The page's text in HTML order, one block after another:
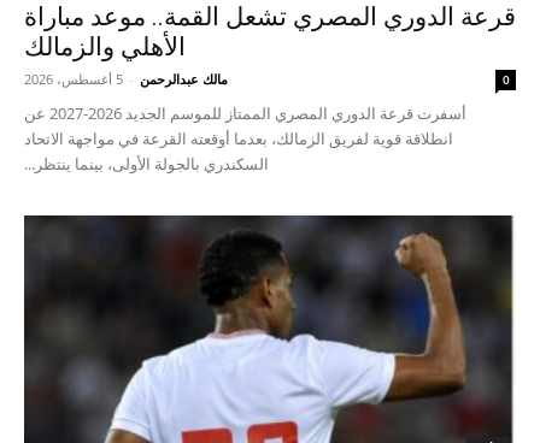
قرعة الدوري المصري تشعل القمة.. موعد مباراة
الأهلي والزمالك
مالك عبدالرحمن - 5 أغسطس، 2026 0
أسفرت قرعة الدوري المصري الممتاز للموسم الجديد 2026-2027 عن
انطلاقة قوية لفريق الزمالك، بعدما أوقعته القرعة في مواجهة الاتحاد
السكندري بالجولة الأولى، بينما ينتظر...